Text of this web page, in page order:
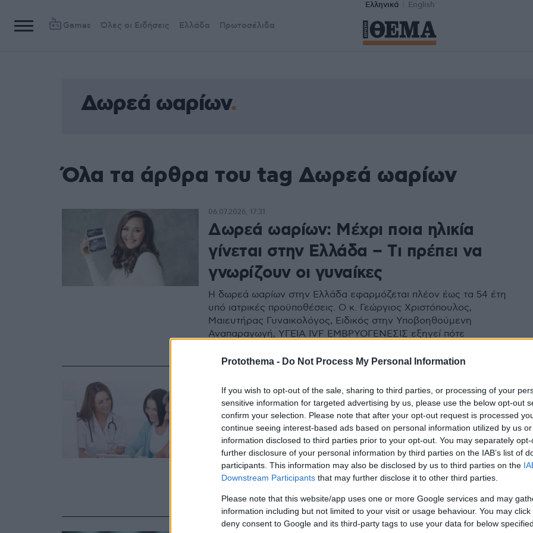
Protothema - Do Not Process My Personal Information
If you wish to opt-out of the sale, sharing to third parties, or processing of your
sensitive information for targeted advertising by us, please use the below opt-out
confirm your selection. Please note that after your opt-out request is processed
continue seeing interest-based ads based on personal information utilized by us
information disclosed to third parties prior to your opt-out. You may separately
further disclosure of your personal information by third parties on the IAB’s list of
participants. This information may also be disclosed by us to third parties on the
Downstream Participants that may further disclose it to other third parties.
Please note that this website/app uses one or more Google services and may
information including but not limited to your visit or usage behaviour. You may
deny consent to Google and its third-party tags to use your data for below
Ελληνικά English
Games Όλες οι Ειδήσεις Ελλάδα Πρωτοσέλιδα
Δωρεά ωαρίων
Όλα τα άρθρα του tag Δωρεά ωαρίων
Δωρεά ωαρίων: Μέχρι ποια ηλικία
γίνεται στην Ελλάδα – Tι πρέπει να
γνωρίζουν οι γυναίκες
Η δωρεά ωαρίων στην Ελλάδα εφαρμόζεται πλέον έως τα 54 έτη
υπό ιατρικές προϋποθέσεις. O κ. Γεώργιος Χριστόπουλος,
Μαιευτήρας Γυναικολόγος, Ειδικός στην Υποβοηθούμενη
Αναπαραγωγή, ΥΓΕΙΑ IVF ΕΜΒΡΥΟΓΕΝΕΣΙΣ εξηγεί πότε
06.07.2026, 17:31
Δωρεά ωαρίων: Οι δότριες – Η
διαδικασία – Τα ηθικά διλήμματα
Την πρακτική της δωρεάς ωαρίων, που δίνει την ευκαιρία να
γίνουν γονείς ζευγάρια που δεν μπορούν να τεκνοποιήσουν, τη
διαδικασία αλλά και τα ηθικά διλήμματα που δημιουργούνται
παρουσιάζει ο κύριος Χάρης Χ. Χηνιάδης, Μαιευτήρας-
Γυναικολόγος, Ειδικός στην Υποβοηθούμενη Αναπαραγωγή,
Μονάδα ΥΓΕΙΑ IVF ΕΜΒΡΥΟΓΕΝΕΣΙΣ